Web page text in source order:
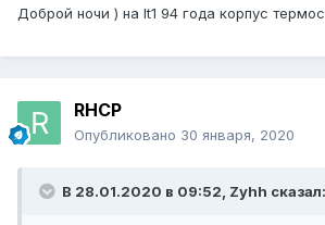
Доброй ночи ) на lt1 94 года корпус
RHCP
Опубликовано 30 января, 2020
В 28.01.2020 в 09:52, Zyhh сказал: